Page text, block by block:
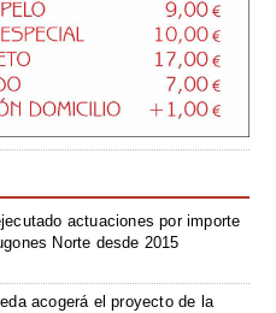
actuaciones por importe
Norte desde 2015
acogerá el proyecto de la